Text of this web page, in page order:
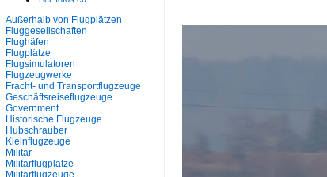
Außerhalb von Flugplätzen
Fluggesellschaften
Flughäfen
Flugplätze
Flugsimulatoren
Flugzeugwerke
Fracht- und Transportflugzeuge
Geschäftsreiseflugzeuge
Government
Historische Flugzeuge
Hubschrauber
Kleinflugzeuge
Militär
Militärflugplätze
Militärflugzeuge